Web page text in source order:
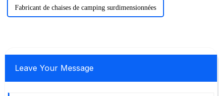
Fabricant de chaises de camping surdimensionnées
Leave Your Message